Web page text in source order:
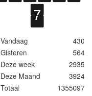
Vandaag
430
Gisteren
564
Deze week
2935
Deze Maand
3924
Totaal
1355097